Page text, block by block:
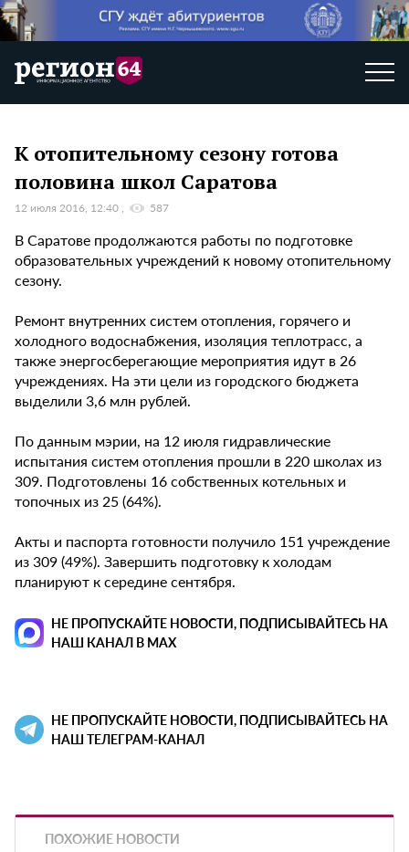
К отопительному сезону готова
половина школ Саратова
12 июля 2016, 12:40 587
В Саратове продолжаются работы по подготовке
образовательных учреждений к новому отопительному
сезону.
Ремонт внутренних систем отопления, горячего и
холодного водоснабжения, изоляция теплотрасс, а
также энергосберегающие мероприятия идут в 26
учреждениях. На эти цели из городского бюджета
выделили 3,6 млн рублей.
По данным мэрии, на 12 июля гидравлические
испытания систем отопления прошли в 220 школах из
309. Подготовлены 16 собственных котельных и
топочных из 25 (64%).
Акты и паспорта готовности получило 151 учреждение
из 309 (49%). Завершить подготовку к холодам
планируют к середине сентября.
НЕ ПРОПУСКАЙТЕ НОВОСТИ, ПОДПИСЫВАЙТЕСЬ НА
НАШ КАНАЛ В MAX
НЕ ПРОПУСКАЙТЕ НОВОСТИ, ПОДПИСЫВАЙТЕСЬ НА
НАШ ТЕЛЕГРАМ-КАНАЛ
ПОХОЖИЕ НОВОСТИ